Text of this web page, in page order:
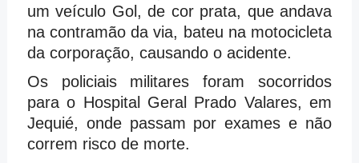
um veículo Gol, de cor prata, que andava
na contramão da via, bateu na motocicleta
da corporação, causando o acidente.
Os policiais militares foram socorridos
para o Hospital Geral Prado Valares, em
Jequié, onde passam por exames e não
correm risco de morte.